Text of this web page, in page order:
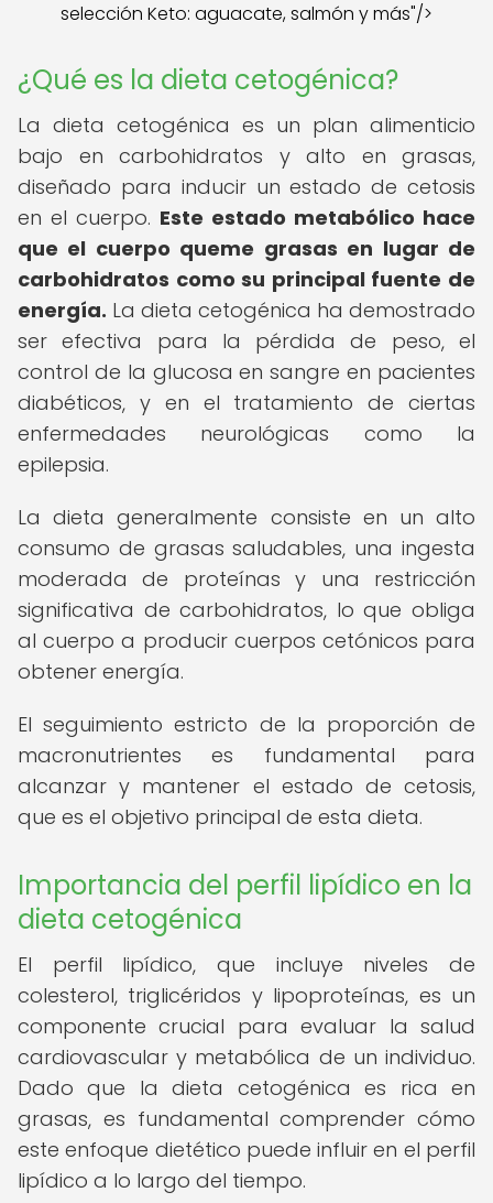
selección Keto: aguacate, salmón y más"/>
¿Qué es la dieta cetogénica?
La dieta cetogénica es un plan alimenticio
bajo en carbohidratos y alto en grasas,
diseñado para inducir un estado de cetosis
en el cuerpo. Este estado metabólico hace
que el cuerpo queme grasas en lugar de
carbohidratos como su principal fuente de
energía. La dieta cetogénica ha demostrado
ser efectiva para la pérdida de peso, el
control de la glucosa en sangre en pacientes
diabéticos, y en el tratamiento de ciertas
enfermedades neurológicas como la
epilepsia.
La dieta generalmente consiste en un alto
consumo de grasas saludables, una ingesta
moderada de proteínas y una restricción
significativa de carbohidratos, lo que obliga
al cuerpo a producir cuerpos cetónicos para
obtener energía.
El seguimiento estricto de la proporción de
macronutrientes es fundamental para
alcanzar y mantener el estado de cetosis,
que es el objetivo principal de esta dieta.
Importancia del perfil lipídico en la
dieta cetogénica
El perfil lipídico, que incluye niveles de
colesterol, triglicéridos y lipoproteínas, es un
componente crucial para evaluar la salud
cardiovascular y metabólica de un individuo.
Dado que la dieta cetogénica es rica en
grasas, es fundamental comprender cómo
este enfoque dietético puede influir en el perfil
lipídico a lo largo del tiempo.